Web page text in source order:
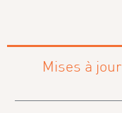
Mises à jour